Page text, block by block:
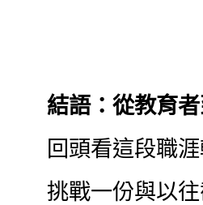
結語：從教育
回頭看這段職
挑戰一份與以